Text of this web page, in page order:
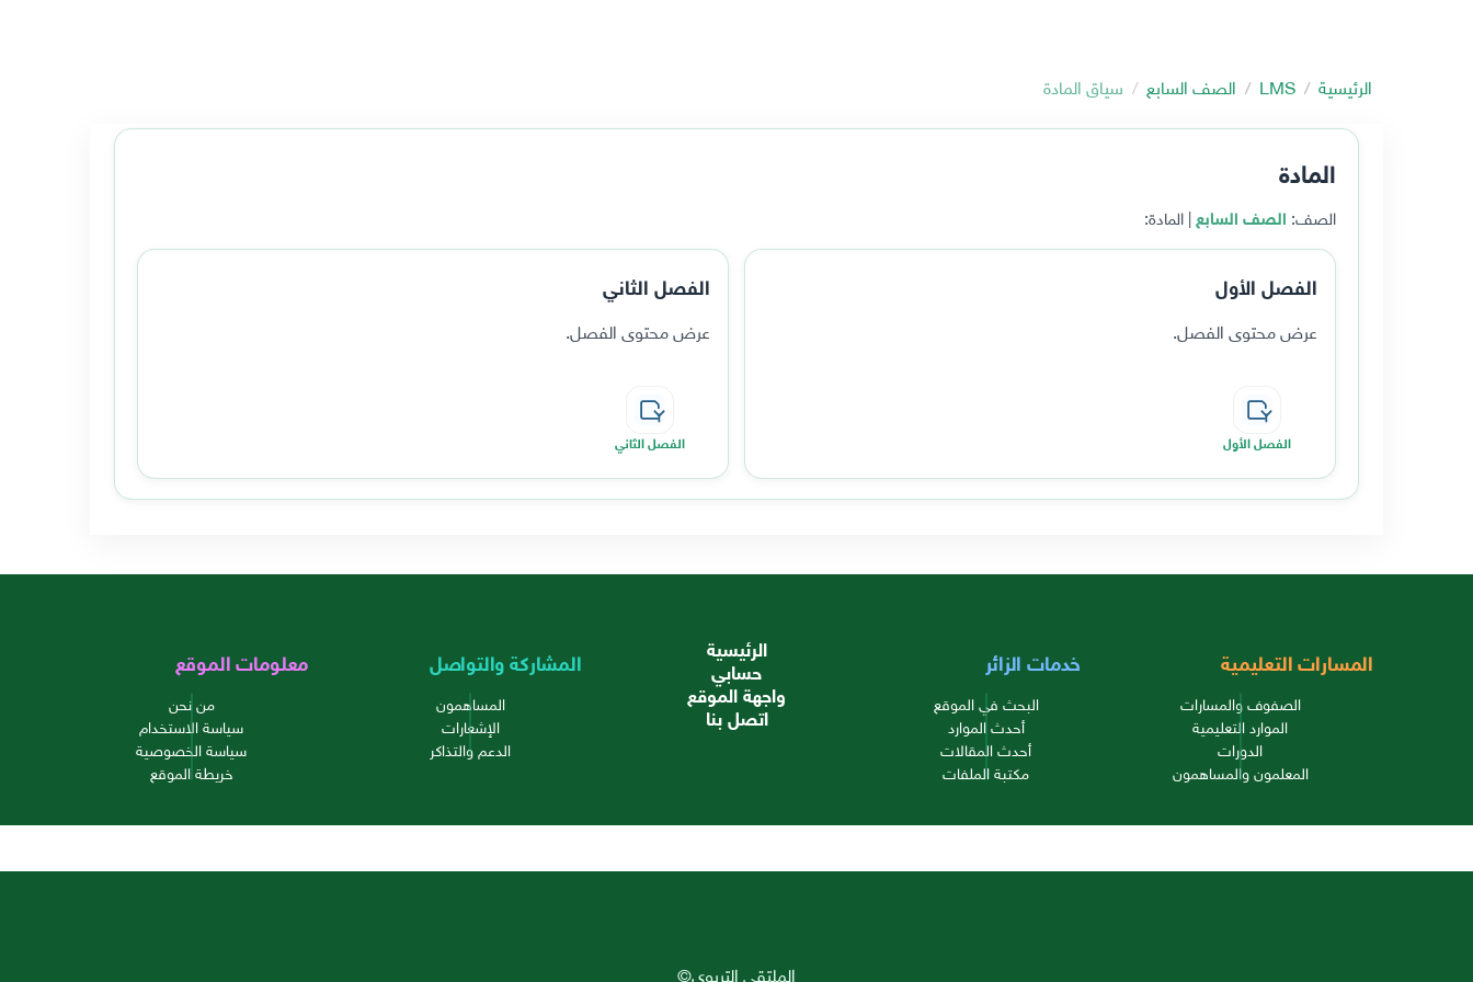
الرئيسية LMS الصف السابع سياق المادة
المادة
الصف: الصف السابع| المادة:
الفصل الأول
عرض محتوى الفصل.
الفصل الأول
الفصل الثاني
عرض محتوى الفصل.
الفصل الثاني
المسارات التعليمية
الصفوف والمسارات
الموارد التعليمية
الدورات
المعلمون والمساهمون
خدمات الزائر
البحث في الموقع
أحدث الموارد
أحدث المقالات
مكتبة الملفات
الرئيسية
حسابي
واجهة الموقع
اتصل بنا
المشاركة والتواصل
المساهمون
الإشعارات
الدعم والتذاكر
معلومات الموقع
من نحن
سياسة الاستخدام
سياسة الخصوصية
خريطة الموقع
الملتقى التربوي©